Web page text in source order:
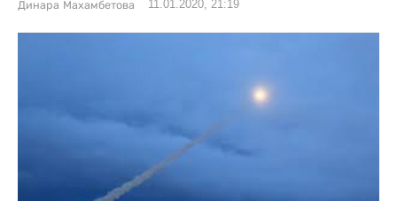
Динара Махамбетова 11.01.2020, 21:19